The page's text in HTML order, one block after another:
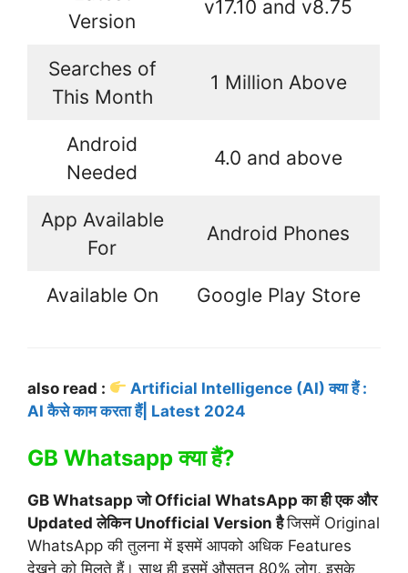
Version
v17.10 and v8.75
Searches of
This Month
1 Million Above
Android
Needed
4.0 and above
App Available
For
Android Phones
Available On Google Play Store
also read :
Artificial Intelligence (AI) क्या हैं :
AI कैसे काम करता हैं| Latest 2024
GB Whatsapp क्या हैं?
GB Whatsapp जो Official WhatsApp का ही एक और
Updated लेकिन Unofficial Version हैजिसमें Original
WhatsApp की तुलना में इसमें आपको अधिक Features
देखने को मिलते हैं। साथ ही इसमें औसतन 80% लोग, इसके